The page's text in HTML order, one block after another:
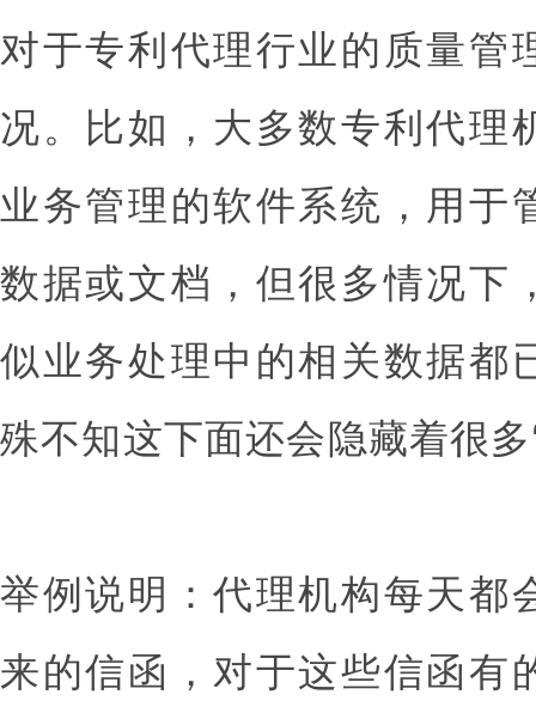
对于专利代理行业的质量管
况。比如，大多数专利代理
业务管理的软件系统，用于
数据或文档，但很多情况下
似业务处理中的相关数据都
殊不知这下面还会隐藏着很多
举例说明：代理机构每天都
来的信函，对于这些信函有